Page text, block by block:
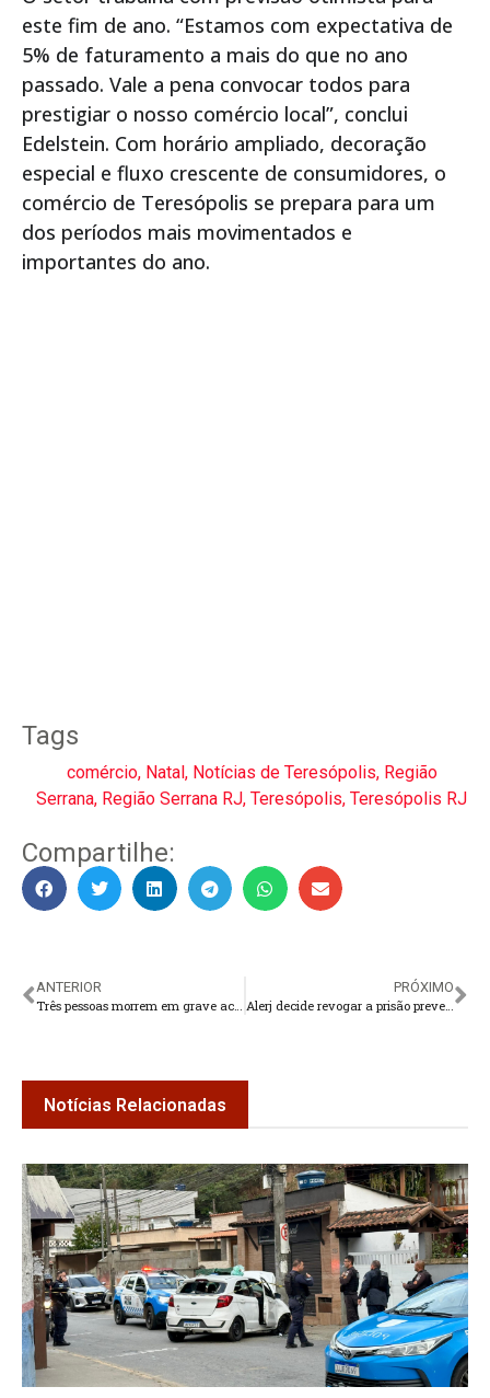
este fim de ano. “Estamos com expectativa de
5% de faturamento a mais do que no ano
passado. Vale a pena convocar todos para
prestigiar o nosso comércio local”, conclui
Edelstein. Com horário ampliado, decoração
especial e fluxo crescente de consumidores, o
comércio de Teresópolis se prepara para um
dos períodos mais movimentados e
importantes do ano.
Tags
comércio, Natal , Notícias de Teresópolis, Região
Serrana, Região Serrana RJ, Teresópolis, Teresópolis RJ
Compartilhe:
ANTERIOR
PRÓXIMO
Notícias Relacionadas